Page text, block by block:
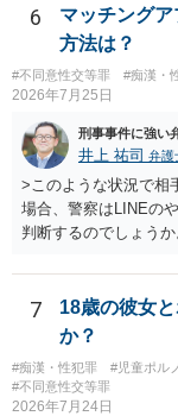
条及び第179条第2項
関係の有無にかかわ
次に掲げる行為又は
同意しない意思を形
にさせ又はその状態
は、婚姻関係の有無
る。 ③アルコール若
あること。 以上の通
しない意思を形成し
あることが必要です。
6
マッチング
方法は？
#不同意性交等罪 #痴漢・
2026年7月25日
刑事事件に強い
井上 祐司 弁護
>このような状況で相
場合、警察はLINEの
判断するのでしょう
の（不起訴事案）を
応は前者です。 特
に不同意性交・不同
ており、警察も闇雲
は前後のＬＩＮＥや
「被害者の被害申告
7
18歳の彼女
か？
#痴漢・性犯罪 #児童ポル
#不同意性交等罪
2026年7月24日